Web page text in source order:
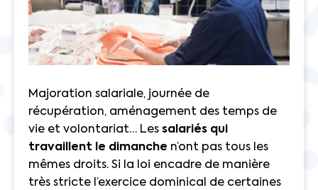
Majoration salariale, journée de
récupération, aménagement des temps de
vie et volontariat… Les salariés qui
travaillent le dimanche n’ont pas tous les
mêmes droits. Si la loi encadre de manière
très stricte l’exercice dominical de certaines